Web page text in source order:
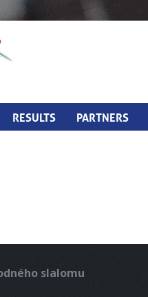
RESULTS PARTNERS
slalomu